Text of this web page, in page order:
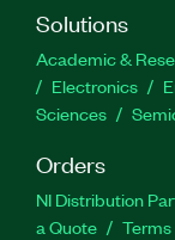
Solutions
Academic &
Electronics
Sciences
Orders
NI Distribution
a Quote